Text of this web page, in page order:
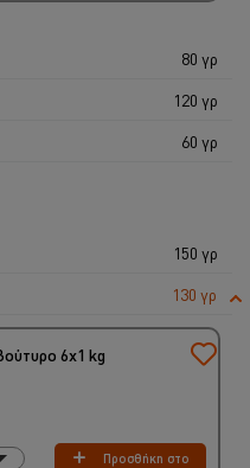
80 γρ
120 γρ
60 γρ
150 γρ
130 γρ
6x1 kg
Προσθήκη στο